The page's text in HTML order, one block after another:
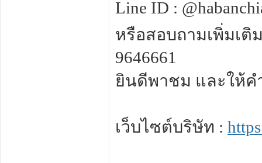
Line ID :
หรือสอบถามเพิ่มเติม
9646661
ยินดีพาชม และให้ค
เว็บไซต์บริษัท :